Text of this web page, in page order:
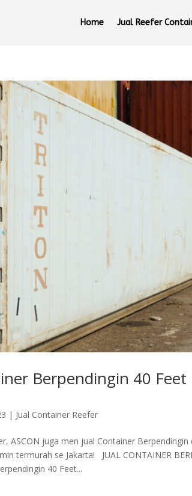
Home Jual Reefer
Berpendingin 40
| Jual Container Reefer
ASCON juga men jual Container
termurah se Jakarta! JUAL CONTAINER
40 Feet...